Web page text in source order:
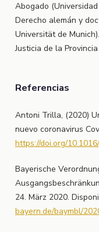
Abogado
Derecho alemán y
Universität de
Justicia de la
Referencias
Antoni Trilla, (2020)
nuevo coronavirus
https://doi.org/
Bayerische
24. März 2020.
bayern.de/baymbl/